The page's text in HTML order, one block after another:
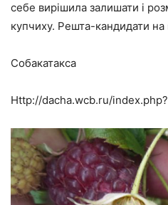
себе вирішила залишати і
купчиху. Решта-кандидати на
Собакатакса
Http://dacha.wcb.ru/